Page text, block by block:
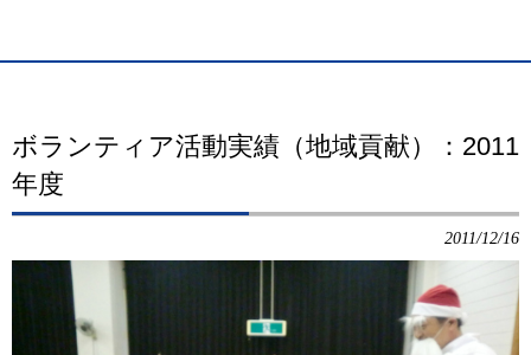
ボランティア活動実績（地域貢献）：2011
年度
2011/12/16